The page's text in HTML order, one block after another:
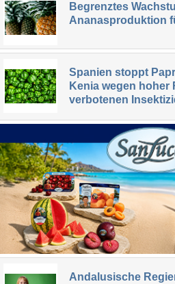
Begrenztes
Ananasproduktion
Spanien stoppt
Kenia wegen hoher
verbotenen
Andalusische